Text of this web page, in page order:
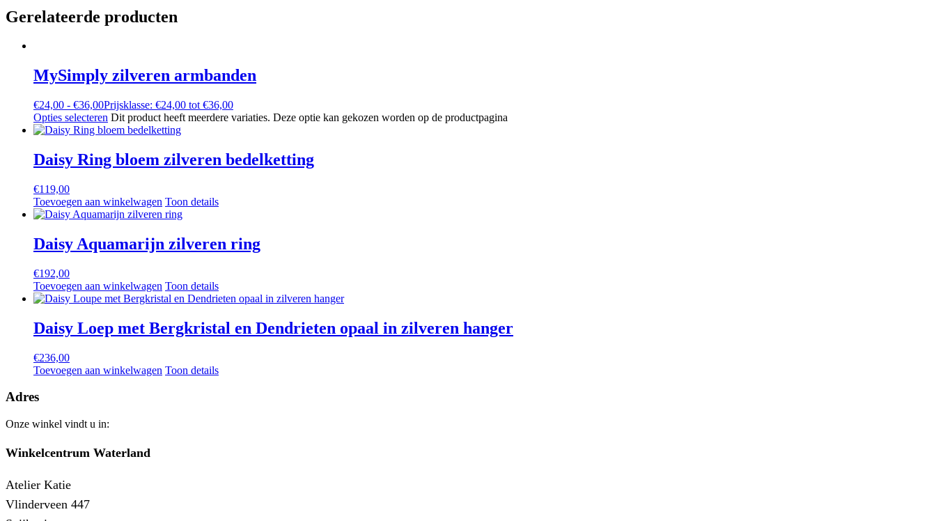
Gerelateerde producten
MySimply zilveren armbanden
€24,00 - €36,00Prijsklasse: €24,00 tot €36,00
Opties selecteren Dit product heeft meerdere variaties. Deze optie kan gekozen worden op de productpagina
Daisy Ring bloem zilveren bedelketting
€119,00
Toevoegen aan winkelwagen Toon details
Daisy Aquamarijn zilveren ring
€192,00
Toevoegen aan winkelwagen Toon details
Daisy Loep met Bergkristal en Dendrieten opaal in zilveren hanger
€236,00
Toevoegen aan winkelwagen Toon details
Adres
Onze winkel vindt u in:
Winkelcentrum Waterland
Atelier Katie
Vlinderveen 447